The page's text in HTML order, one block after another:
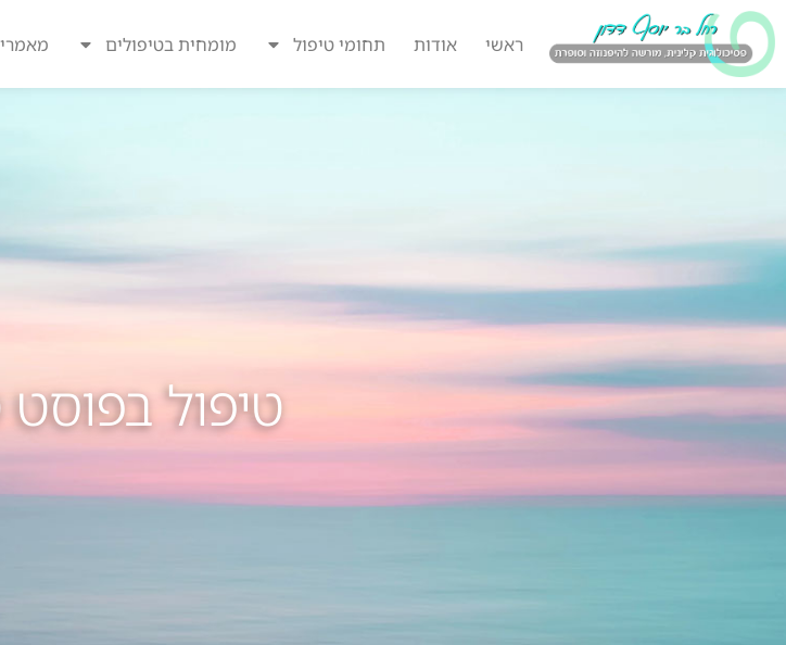
ראשי אודות תחומי טיפול מומחית בטיפולים
טיפול